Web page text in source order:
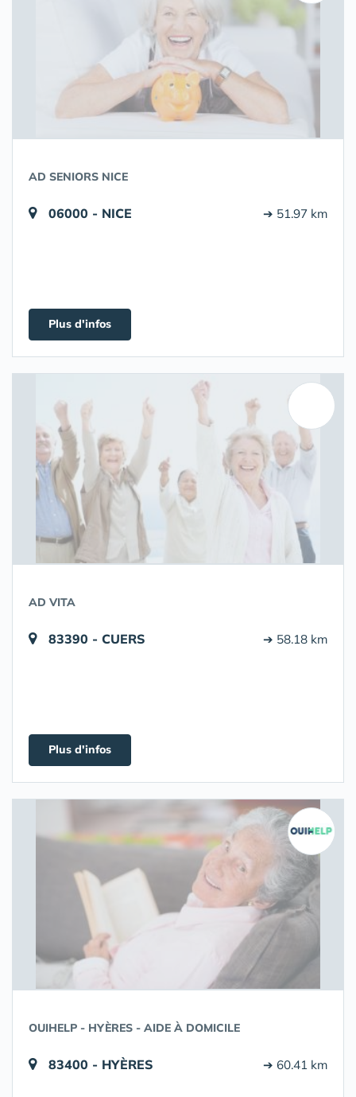
AD SENIORS NICE
06000 - NICE ➔ 51.97 km
Plus d'infos
AD VITA
83390 - CUERS ➔ 58.18 km
Plus d'infos
OUIHELP - HYÈRES - AIDE À DOMICILE
83400 - HYÈRES ➔ 60.41 km